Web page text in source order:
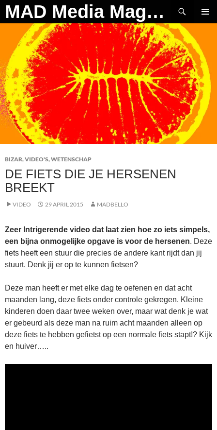
Ga
naar
inhoud
MAD Media Magazine
Zoeken
BIZAR,VIDEO'S,WETENSCHAP
DE FIETS DIE JE HERSENEN
BREEKT
VIDEO 29 APRIL 2015 MADBELLO
Zeer Intrigerende video dat laat zien hoe zo iets simpels,
een bijna onmogelijke opgave is voor de hersenen. Deze
fiets heeft een stuur die precies de andere kant rijdt dan jij
stuurt. Denk jij er op te kunnen fietsen?
Deze man heeft er met elke dag te oefenen en dat acht
maanden lang, deze fiets onder controle gekregen. Kleine
kinderen doen daar twee weken over, maar wat denk je wat
er gebeurd als deze man na ruim acht maanden alleen op
deze fiets te hebben gefietst op een normale fiets stapt!? Kijk
en huiver…..